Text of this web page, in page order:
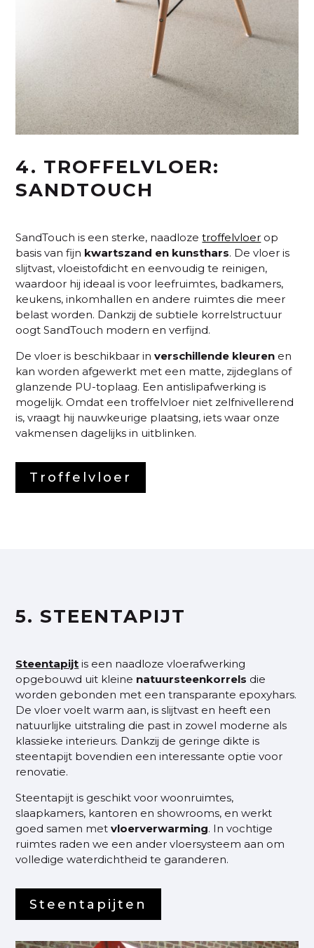
4. TROFFELVLOER:
SANDTOUCH
SandTouch is een sterke, naadlozetroffelvloer op
basis van fijn kwartszand en kunsthars. De vloer is
slijtvast, vloeistofdicht en eenvoudig te reinigen,
waardoor hij ideaal is voor leefruimtes, badkamers,
keukens, inkomhallen en andere ruimtes die meer
belast worden. Dankzij de subtiele korrelstructuur
oogt SandTouch modern en verfijnd.
De vloer is beschikbaar inverschillende kleuren en
kan worden afgewerkt met een matte, zijdeglans of
glanzende PU-toplaag. Een antislipafwerking is
mogelijk. Omdat een troffelvloer niet zelfnivellerend
is, vraagt hij nauwkeurige plaatsing, iets waar onze
vakmensen dagelijks in uitblinken.
Troffelvloer
5. STEENTAPIJT
Steentapijt is een naadloze vloerafwerking
opgebouwd uit kleine natuursteenkorrels die
worden gebonden met een transparante epoxyhars.
De vloer voelt warm aan, is slijtvast en heeft een
natuurlijke uitstraling die past in zowel moderne als
klassieke interieurs. Dankzij de geringe dikte is
steentapijt bovendien een interessante optie voor
renovatie.
Steentapijt is geschikt voor woonruimtes,
slaapkamers, kantoren en showrooms, en werkt
goed samen metvloerverwarming. In vochtige
ruimtes raden we een ander vloersysteem aan om
volledige waterdichtheid te garanderen.
Steentapijten